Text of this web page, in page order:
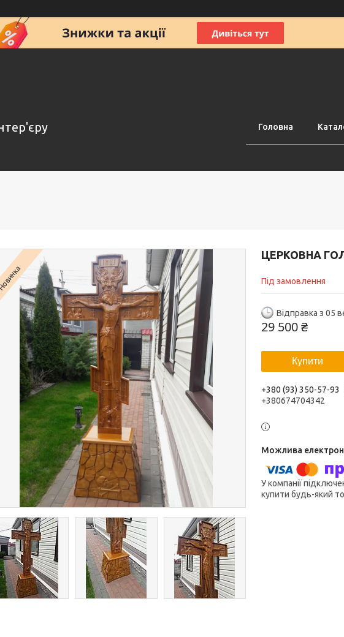
Головна
ЦЕРКОВНА
Під замовлення
Відправка з 05
29 500 ₴
Купити
+380 (93) 350-57-93
+380674704342
У компанії
купити будь-який